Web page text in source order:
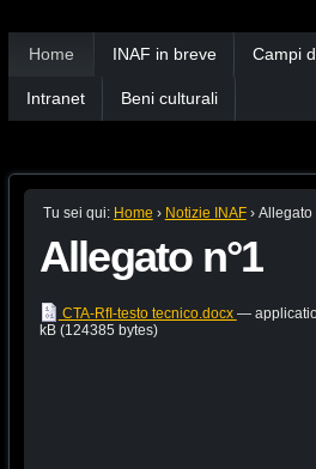
Home INAF in breve Campi
Intranet Beni culturali
Tu sei qui: Home › Notizie INAF › Allegato
Allegato n°1
CTA-RfI-testo tecnico.docx —
kB (124385 bytes)